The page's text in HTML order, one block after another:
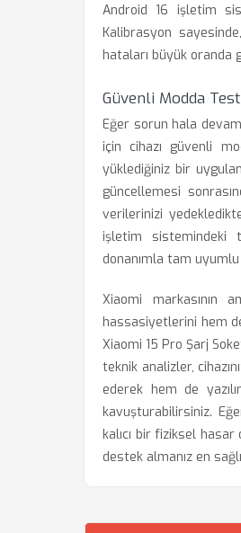
Android 16 işletim
Kalibrasyon
hataları büyük oranda
Güvenli Modda
Eğer sorun hala
için cihazı güvenli
yüklediğiniz bir
güncellemesi
verilerinizi
işletim sistemindeki
donanımla tam
Xiaomi markasının
hassasiyetlerini hem
Xiaomi 15 Pro Şarj
teknik analizler,
ederek hem de
kavuşturabilirsiniz.
kalıcı bir fiziksel
destek almanız en